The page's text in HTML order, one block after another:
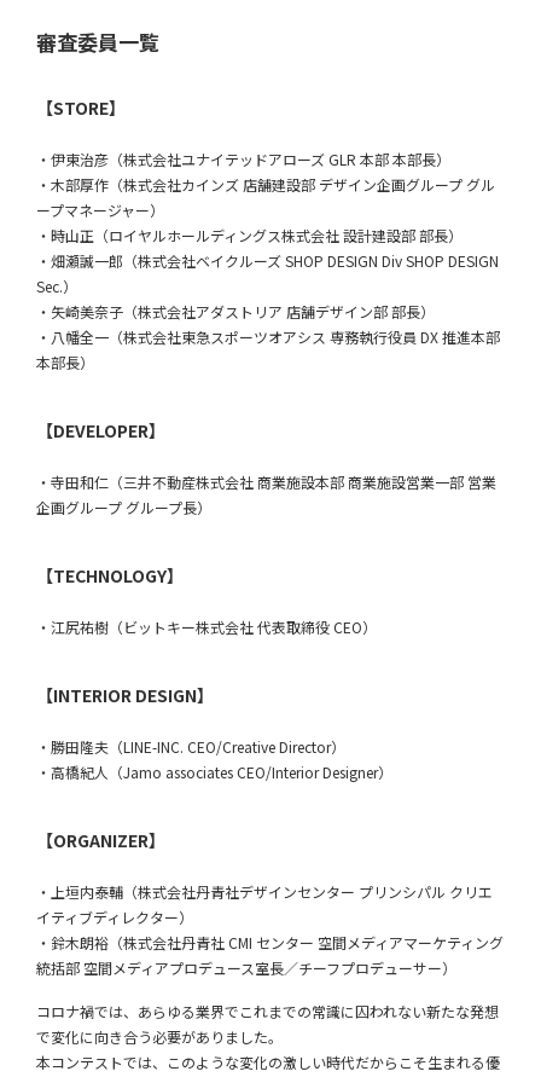
審査委員一覧
【STORE】
・伊東治彦（株式会社ユナイテッドアローズ GLR 本部 本部長）
・木部厚作（株式会社カインズ 店舗建設部 デザイン企画グループ グル
ープマネージャー）
・時山正（ロイヤルホールディングス株式会社 設計建設部 部長）
・畑瀬誠一郎（株式会社ベイクルーズ SHOP DESIGN Div SHOP DESIGN
Sec.）
・矢崎美奈子（株式会社アダストリア 店舗デザイン部 部長）
・八幡全一（株式会社東急スポーツオアシス 専務執行役員 DX 推進本部
本部長）
【DEVELOPER】
・寺田和仁（三井不動産株式会社 商業施設本部 商業施設営業一部 営業
企画グループ グループ長）
【TECHNOLOGY】
・江尻祐樹（ビットキー株式会社 代表取締役 CEO）
【INTERIOR DESIGN】
・勝田隆夫（LINE-INC. CEO/Creative Director）
・高橋紀人（Jamo associates CEO/Interior Designer）
【ORGANIZER】
・上垣内泰輔（株式会社丹青社デザインセンター プリンシパル クリエ
イティブディレクター）
・鈴木朗裕（株式会社丹青社 CMI センター 空間メディアマーケティング
統括部 空間メディアプロデュース室長／チーフプロデューサー）
コロナ禍では、あらゆる業界でこれまでの常識に囚われない新たな発想
で変化に向き合う必要がありました。
本コンテストでは、このような変化の激しい時代だからこそ生まれる優